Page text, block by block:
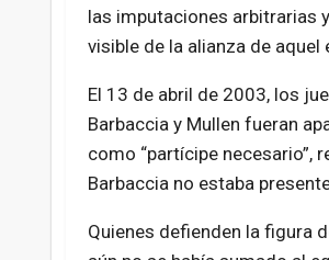
las imputaciones arbitrarias
visible de la alianza de
El 13 de abril de 2003, los
Barbaccia y Mullen fueran
como “partícipe necesario”,
Barbaccia no estaba
Quienes defienden la figura